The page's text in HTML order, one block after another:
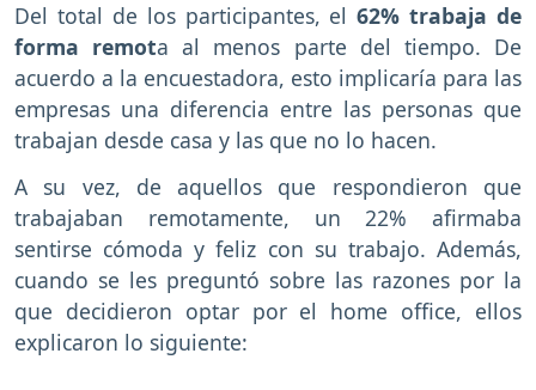
Del total de los participantes, el62% trabaja de
forma remota al menos parte del tiempo. De
acuerdo a la encuestadora, esto implicaría para las
empresas una diferencia entre las personas que
trabajan desde casa y las que no lo hacen.
A su vez, de aquellos que respondieron que
trabajaban remotamente, un 22% afirmaba
sentirse cómoda y feliz con su trabajo. Además,
cuando se les preguntó sobre las razones por la
que decidieron optar por el home office, ellos
explicaron lo siguiente: